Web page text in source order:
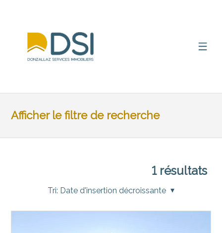
Afficher le filtre de recherche
1résultats
Tri: Date d'insertion décroissante